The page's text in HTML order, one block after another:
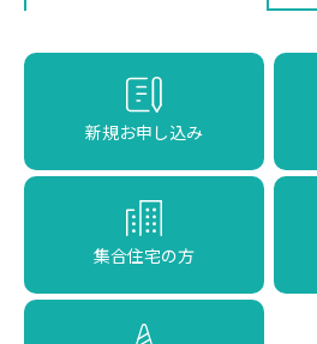
新規お申し込み
集合住宅の方